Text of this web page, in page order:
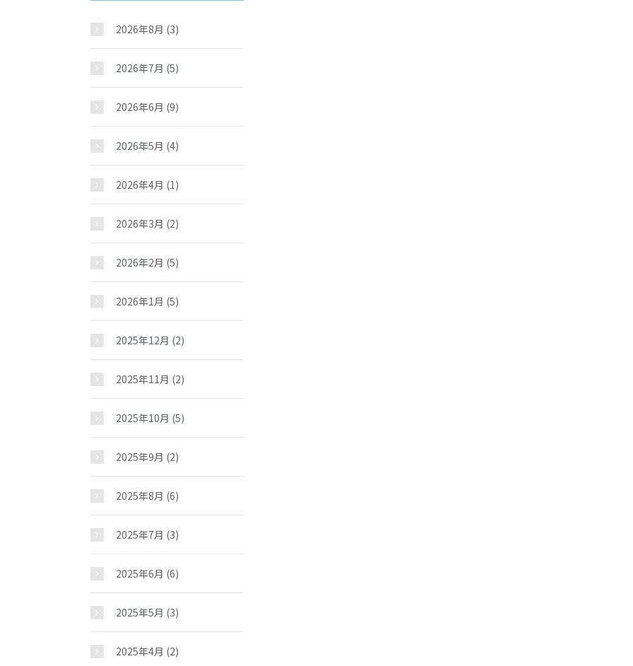
お問い合わせ
2026年8月 (3)
2026年7月 (5)
2026年6月 (9)
2026年5月 (4)
2026年4月 (1)
2026年3月 (2)
2026年2月 (5)
2026年1月 (5)
2025年12月 (2)
2025年11月 (2)
2025年10月 (5)
2025年9月 (2)
2025年8月 (6)
2025年7月 (3)
2025年6月 (6)
2025年5月 (3)
2025年4月 (2)